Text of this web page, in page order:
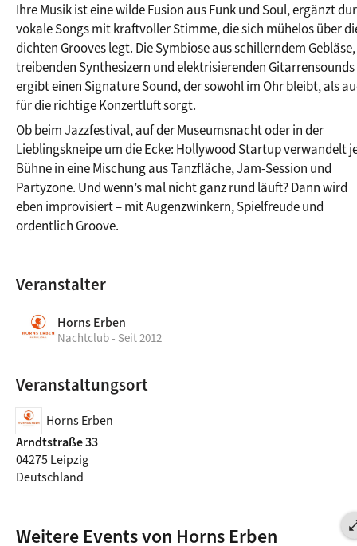
Veranstalter
Horns Erben
Nachtclub - Seit 2012
Veranstaltungsort
Horns Erben
Arndtstraße 33
04275 Leipzig
Deutschland
Ihre Musik ist eine wilde Fusion aus Funk und Soul, ergänzt
vokale Songs mit kraftvoller Stimme, die sich mühelos über
dichten Grooves legt. Die Symbiose aus schillerndem Gebläse,
treibenden Synthesizern und elektrisierenden Gitarrensounds
ergibt einen Signature Sound, der sowohl im Ohr bleibt, als
für die richtige Konzertluft sorgt.
Ob beim Jazzfestival, auf der Museumsnacht oder in der
Lieblingskneipe um die Ecke: Hollywood Startup verwandelt
Bühne in eine Mischung aus Tanzfläche, Jam-Session und
Partyzone. Und wenn’s mal nicht ganz rund läuft? Dann wird
eben improvisiert – mit Augenzwinkern, Spielfreude und
ordentlich Groove.
Weitere Events von Horns Erben